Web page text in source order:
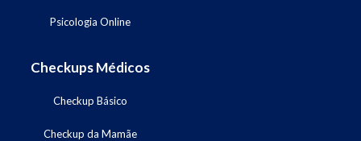
Psicologia Online
Checkups Médicos
Checkup Básico
Checkup da Mamãe